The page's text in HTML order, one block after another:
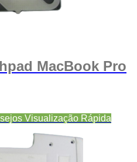
MacBook Pro
Visualização Rápida